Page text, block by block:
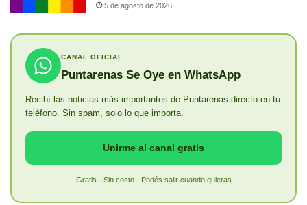
5 de agosto de 2026
CANAL OFICIAL
Puntarenas Se Oye en WhatsApp
Recibí las noticias más importantes de Puntarenas directo en tu
teléfono. Sin spam, solo lo que importa.
Unirme al canal gratis
Gratis · Sin costo · Podés salir cuando quieras